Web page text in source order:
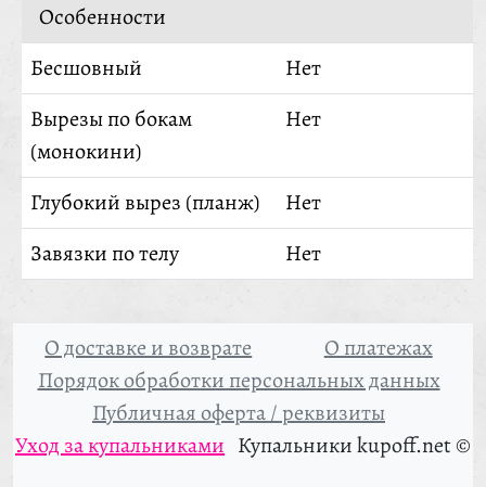
Особенности
Бесшовный
Нет
Вырезы по бокам
(монокини)
Нет
Глубокий вырез (планж)
Нет
Завязки по телу
Нет
О доставке и возврате
О платежах
Порядок обработки персональных данных
Публичная оферта / реквизиты
Уход за купальниками Купальники kupoff.net ©